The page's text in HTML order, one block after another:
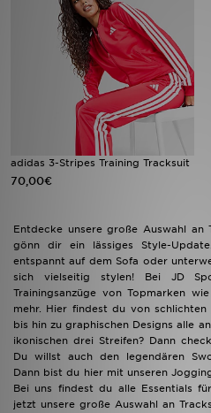
adidas 3-Stripes Training Tracksuit
70,00€
Entdecke unsere große Auswahl an
gönn dir ein lässiges Style-
entspannt auf dem Sofa oder
sich vielseitig stylen! Bei JD
Trainingsanzüge von Topmarken
mehr. Hier findest du von
bis hin zu graphischen Designs alle
ikonischen drei Streifen? Dann
Du willst auch den legendären
Dann bist du hier mit unseren
Bei uns findest du alle Essentials
jetzt unsere große Auswahl an
Lade Die APP
Geschenkkarte
Filialfinder
Meine Nachrichten
Bestellverfolgung
Hilfe & Kontakt